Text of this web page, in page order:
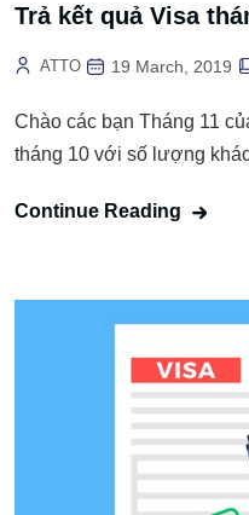
Trả kết quả Visa
ATTO 19 March, 2019
Chào các bạn Tháng 11
tháng 10 với số lượng
Continue Reading